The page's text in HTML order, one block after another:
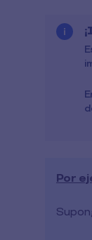
Por